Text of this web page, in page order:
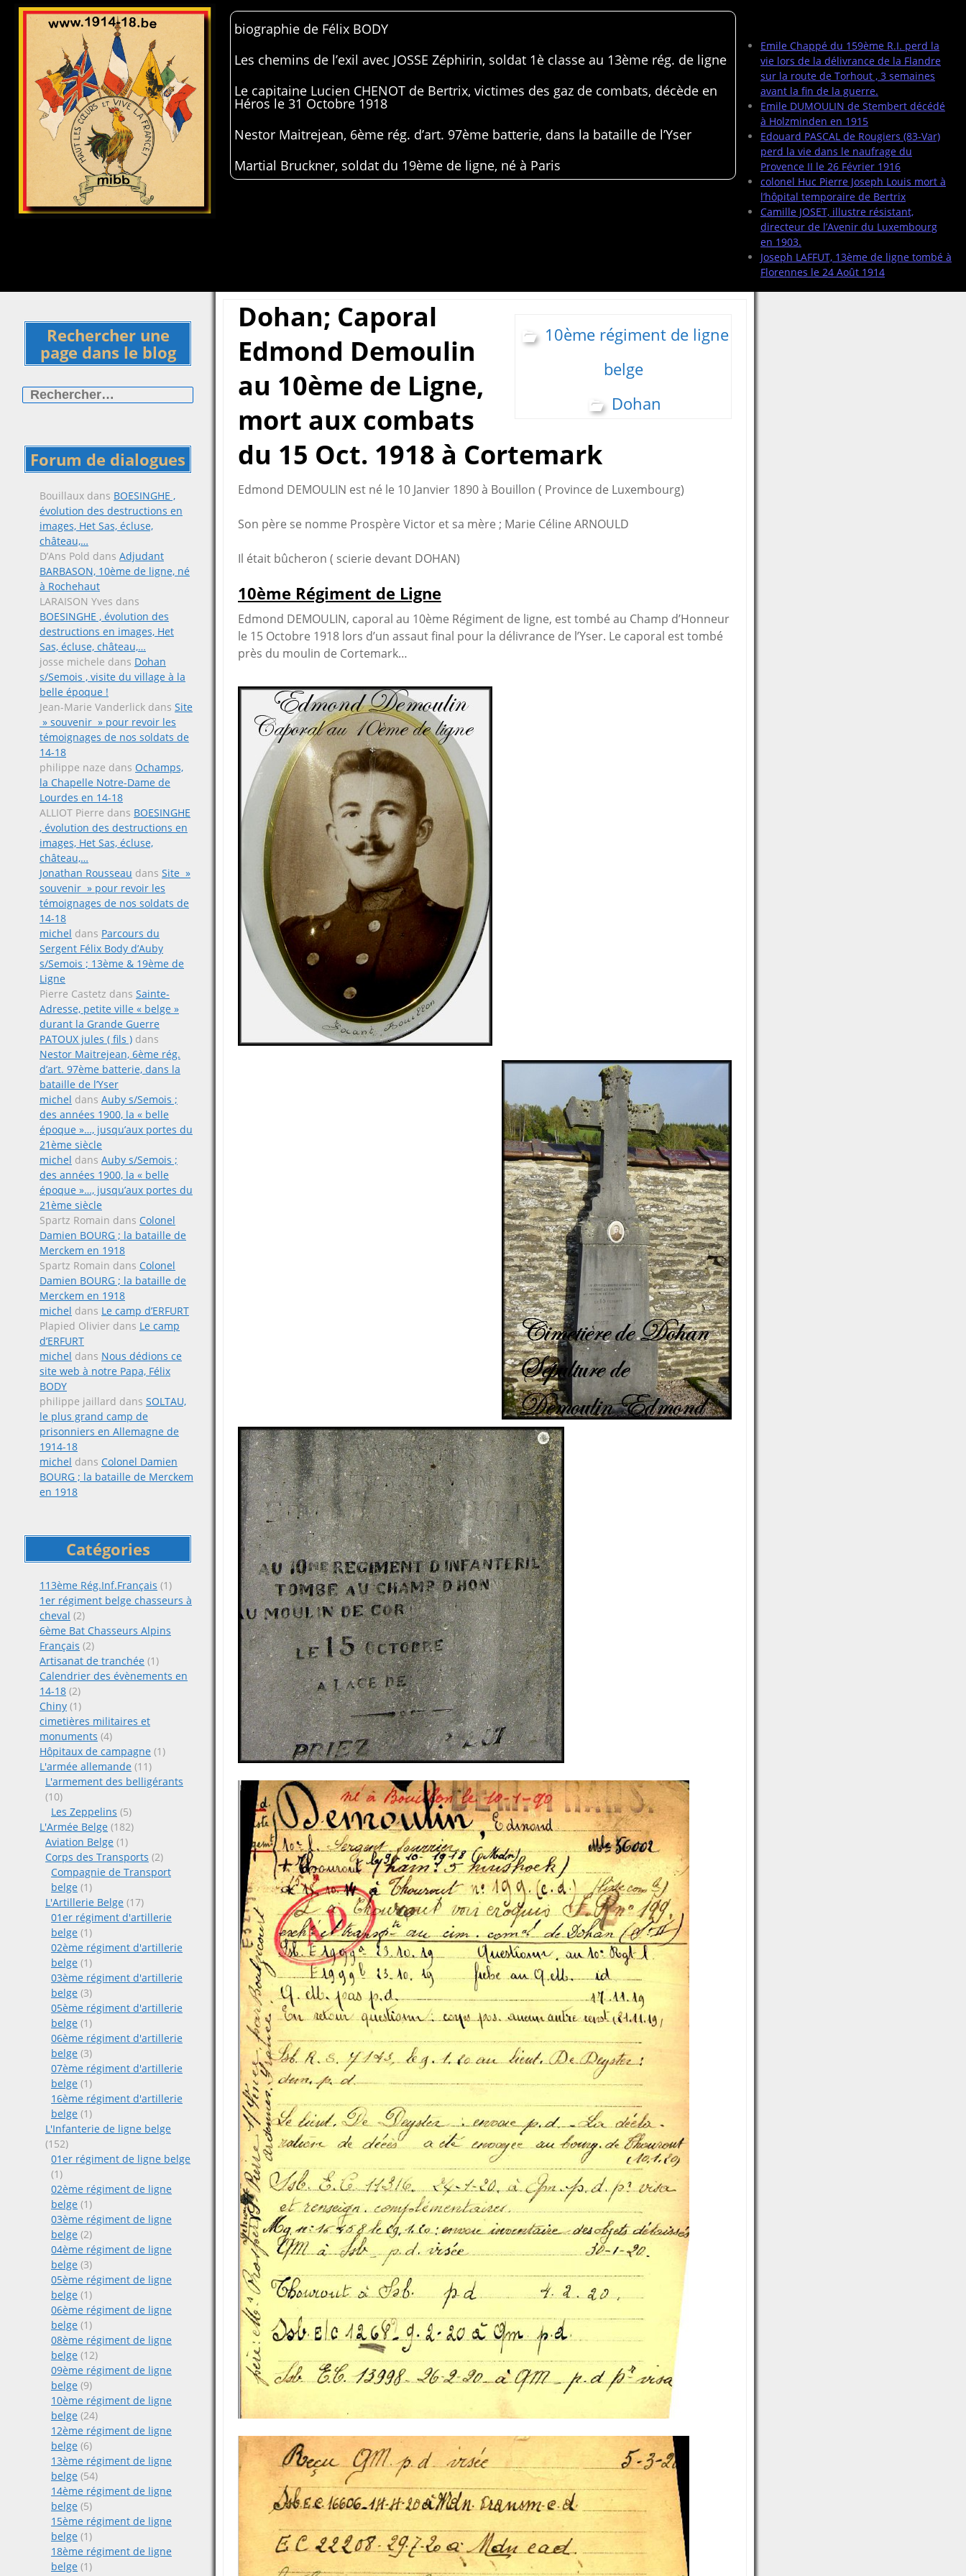
Emile Chappé du 159ème R.I. perd la
vie lors de la délivrance de la Flandre
sur la route de Torhout , 3 semaines
avant la fin de la guerre.
Emile DUMOULIN de Stembert décédé
à Holzminden en 1915
Edouard PASCAL de Rougiers (83-Var)
perd la vie dans le naufrage du
Provence II le 26 Février 1916
colonel Huc Pierre Joseph Louis mort à
l’hôpital temporaire de Bertrix
Camille JOSET, illustre résistant,
directeur de l’Avenir du Luxembourg
en 1903.
Joseph LAFFUT, 13ème de ligne tombé à
Florennes le 24 Août 1914
biographie de Félix BODY
Les chemins de l’exil avec JOSSE Zéphirin, soldat 1è classe au 13ème rég. de ligne
Le capitaine Lucien CHENOT de Bertrix, victimes des gaz de combats, décède en
Héros le 31 Octobre 1918
Nestor Maitrejean, 6ème rég. d’art. 97ème batterie, dans la bataille de l’Yser
Martial Bruckner, soldat du 19ème de ligne, né à Paris
Rechercher une
page dans le blog
Forum de dialogues
Bouillaux dans BOESINGHE ,
évolution des destructions en
images, Het Sas, écluse,
château,…
D’Ans Pold dans Adjudant
BARBASON, 10ème de ligne, né
à Rochehaut
LARAISON Yves dans
BOESINGHE , évolution des
destructions en images, Het
Sas, écluse, château,…
josse michele dans Dohan
s/Semois , visite du village à la
belle époque !
Jean-Marie Vanderlick dans Site
» souvenir » pour revoir les
témoignages de nos soldats de
14-18
philippe naze dans Ochamps,
la Chapelle Notre-Dame de
Lourdes en 14-18
ALLIOT Pierre dans BOESINGHE
, évolution des destructions en
images, Het Sas, écluse,
château,…
Jonathan Rousseau dans Site »
souvenir » pour revoir les
témoignages de nos soldats de
14-18
michel dans Parcours du
Sergent Félix Body d’Auby
s/Semois ; 13ème & 19ème de
Ligne
Pierre Castetz dans Sainte-
Adresse, petite ville « belge »
durant la Grande Guerre
PATOUX jules ( fils ) dans
Nestor Maitrejean, 6ème rég.
d’art. 97ème batterie, dans la
bataille de l’Yser
michel dans Auby s/Semois ;
des années 1900, la « belle
époque »…, jusqu’aux portes du
21ème siècle
michel dans Auby s/Semois ;
des années 1900, la « belle
époque »…, jusqu’aux portes du
21ème siècle
Spartz Romain dans Colonel
Damien BOURG ; la bataille de
Merckem en 1918
Spartz Romain dans Colonel
Damien BOURG ; la bataille de
Merckem en 1918
michel dans Le camp d’ERFURT
Plapied Olivier dans Le camp
d’ERFURT
michel dans Nous dédions ce
site web à notre Papa, Félix
BODY
philippe jaillard dans SOLTAU,
le plus grand camp de
prisonniers en Allemagne de
1914-18
michel dans Colonel Damien
BOURG ; la bataille de Merckem
en 1918
Catégories
113ème Rég.Inf.Français (1)
1er régiment belge chasseurs à
cheval (2)
6ème Bat Chasseurs Alpins
Français (2)
Artisanat de tranchée (1)
Calendrier des évènements en
14-18 (2)
Chiny (1)
cimetières militaires et
monuments (4)
Hôpitaux de campagne (1)
L'armée allemande (11)
L'armement des belligérants
(10)
Les Zeppelins (5)
L'Armée Belge (182)
Aviation Belge (1)
Corps des Transports (2)
Compagnie de Transport
belge (1)
L'Artillerie Belge (17)
01er régiment d'artillerie
belge (1)
02ème régiment d'artillerie
belge (1)
03ème régiment d'artillerie
belge (3)
05ème régiment d'artillerie
belge (1)
06ème régiment d'artillerie
belge (3)
07ème régiment d'artillerie
belge (1)
16ème régiment d'artillerie
belge (1)
L'Infanterie de ligne belge
(152)
01er régiment de ligne belge
(1)
02ème régiment de ligne
belge (1)
03ème régiment de ligne
belge (2)
04ème régiment de ligne
belge (3)
05ème régiment de ligne
belge (1)
06ème régiment de ligne
belge (1)
08ème régiment de ligne
belge (12)
09ème régiment de ligne
belge (9)
10ème régiment de ligne
belge (24)
12ème régiment de ligne
belge (6)
13ème régiment de ligne
belge (54)
14ème régiment de ligne
belge (5)
15ème régiment de ligne
belge (1)
18ème régiment de ligne
belge (1)
10ème régiment de ligne
belge
Dohan
Dohan; Caporal
Edmond Demoulin
au 10ème de Ligne,
mort aux combats
du 15 Oct. 1918 à Cortemark
Edmond DEMOULIN est né le 10 Janvier 1890 à Bouillon ( Province de Luxembourg)
Son père se nomme Prospère Victor et sa mère ; Marie Céline ARNOULD
Il était bûcheron ( scierie devant DOHAN)
10ème Régiment de Ligne
Edmond DEMOULIN, caporal au 10ème Régiment de ligne, est tombé au Champ d’Honneur
le 15 Octobre 1918 lors d’un assaut final pour la délivrance de l’Yser. Le caporal est tombé
près du moulin de Cortemark…